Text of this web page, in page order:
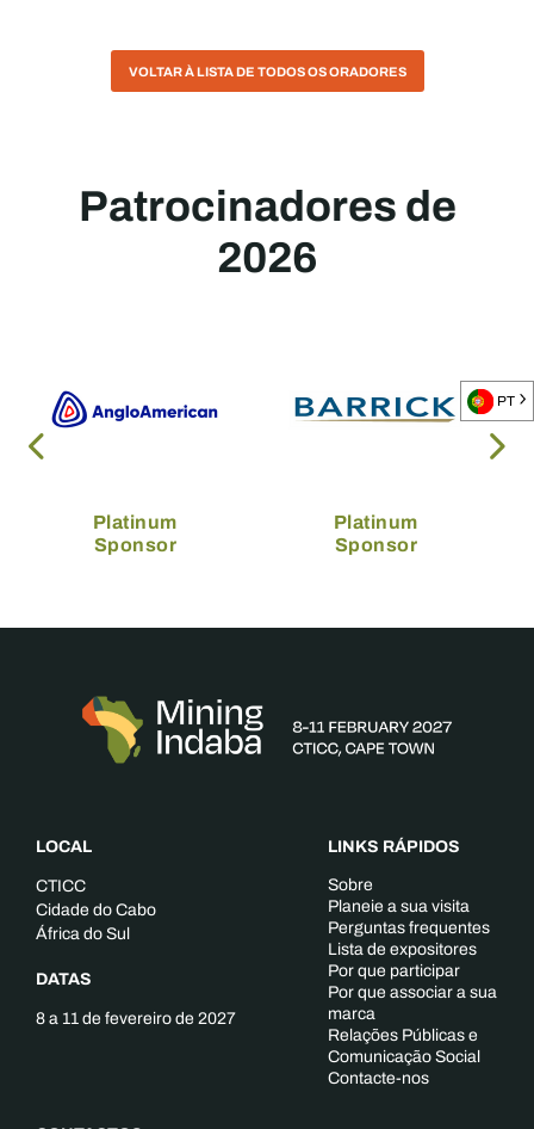
VOLTAR À LISTA DE TODOS OS ORADORES
Patrocinadores de
2026
Platinum
Sponsor
Platinum
Sponsor
LOCAL
CTICC
Cidade do Cabo
África do Sul
DATAS
8 a 11 de fevereiro de 2027
LINKS RÁPIDOS
Sobre
Planeie a sua visita
Perguntas frequentes
Lista de expositores
Por que participar
Por que associar a sua
marca
Relações Públicas e
Comunicação Social
Contacte-nos
PT